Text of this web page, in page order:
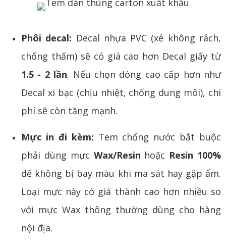
Phôi decal: Decal nhựa PVC (xé không rách,
chống thấm) sẽ có giá cao hơn Decal giấy từ
1.5 - 2 lần. Nếu chọn dòng cao cấp hơn như
Decal xi bạc (chịu nhiệt, chống dung môi), chi
phí sẽ còn tăng mạnh.
Mực in đi kèm: Tem chống nước bắt buộc
phải dùng mực Wax/Resin hoặc Resin 100%
để không bị bay màu khi ma sát hay gặp ẩm.
Loại mực này có giá thành cao hơn nhiều so
với mực Wax thông thường dùng cho hàng
nội địa.